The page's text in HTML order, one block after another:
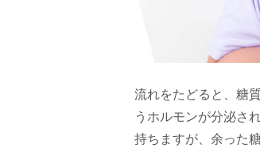
流れをたどると、糖
うホルモンが分泌さ
持ちますが、余った